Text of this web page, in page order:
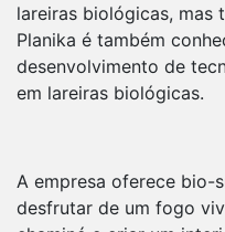
lareiras biológicas, mas
Planika é também
desenvolvimento de
em lareiras biológicas.
A empresa oferece bio-
desfrutar de um fogo